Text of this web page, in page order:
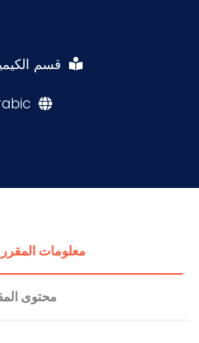
قسم
معلومات
محتوى